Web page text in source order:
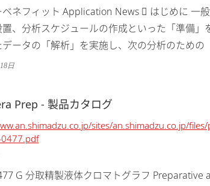
ネフィット Application News  はじめに 一
、分析スケジュールの作成といった「準備」
ータの「解析」を実施し、次の分析のための
の作業の繰り返しでメソッド開発は進行しま
日
Prep - 製品カタログ
sites/an.shimadzu.co.jp/
G 分取精製液体クロマトグラフ